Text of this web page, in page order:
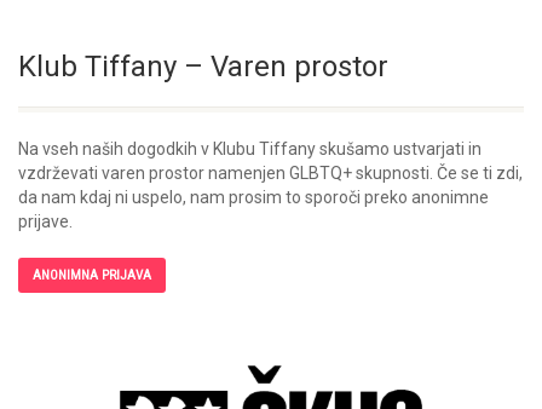
Klub Tiffany – Varen prostor
Na vseh naših dogodkih v Klubu Tiffany skušamo ustvarjati in
vzdrževati varen prostor namenjen GLBTQ+ skupnosti. Če se ti zdi,
da nam kdaj ni uspelo, nam prosim to sporoči preko anonimne
prijave.
ANONIMNA PRIJAVA